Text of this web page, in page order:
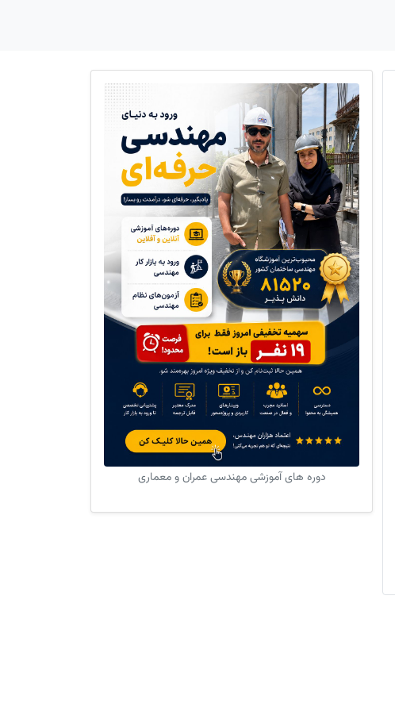
دوره های آموزشی مهندسی عمران و معماری